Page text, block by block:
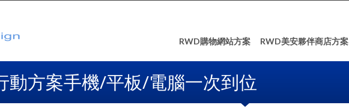
RWD購物網站方案 RWD美安夥伴商店方案
動方案手機/平板/電腦一次到位